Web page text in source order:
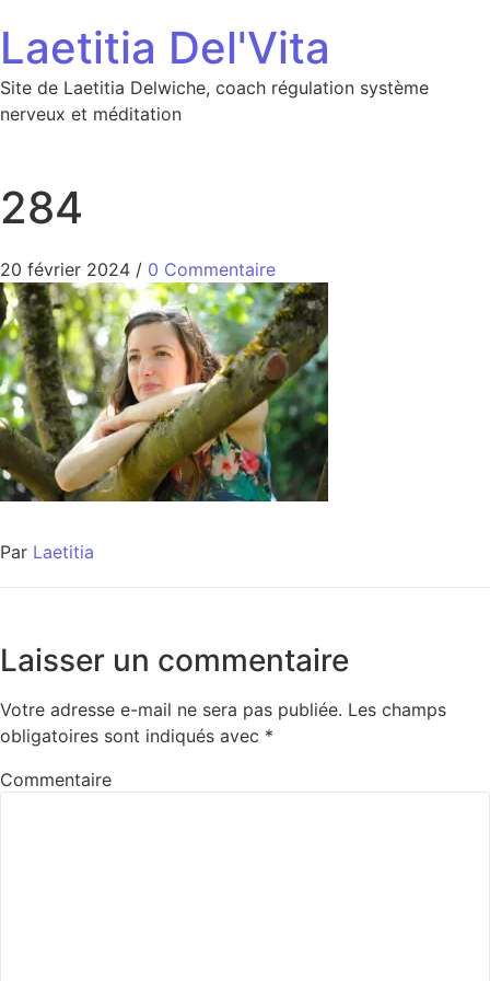
Laetitia Del'Vita
Site de Laetitia Delwiche, coach régulation système
nerveux et méditation
284
20 février 2024 / 0 Commentaire
Par Laetitia
Laisser un commentaire
Votre adresse e-mail ne sera pas publiée. Les champs
obligatoires sont indiqués avec *
Commentaire